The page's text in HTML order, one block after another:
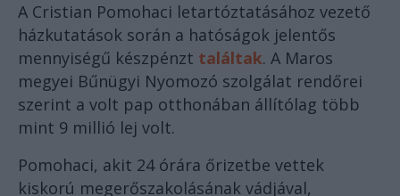
A Cristian Pomohaci letartóztatásához vezető
házkutatások során a hatóságok jelentős
mennyiségű készpénzt találtak. A Maros
megyei Bűnügyi Nyomozó szolgálat rendőrei
szerint a volt pap otthonában állítólag több
mint 9 millió lej volt.
Pomohaci, akit 24 órára őrizetbe vettek
kiskorú megerőszakolásának vádjával,